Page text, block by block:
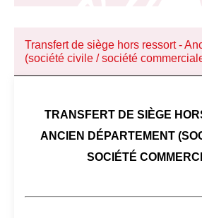
Transfert de siège hors ressort -
(société civile / société
TRANSFERT DE SIÈGE
ANCIEN DÉPARTEMENT
SOCIÉTÉ